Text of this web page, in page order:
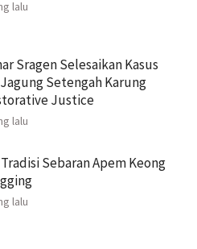
lalu
Sragen Selesaikan Kasus
Setengah Karung
Justice
lalu
Sebaran Apem Keong
lalu